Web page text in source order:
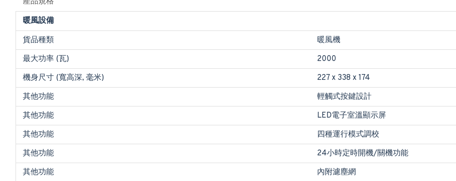
暖風設備
貨品種類
暖風機
最大功率 (瓦)
2000
機身尺寸 (寬高深, 毫米)
227 x 338 x 174
其他功能
輕觸式按鍵設計
其他功能
LED電子室溫顯示屏
其他功能
四種運行模式調校
其他功能
24小時定時開機/關機功能
其他功能
內附濾塵網